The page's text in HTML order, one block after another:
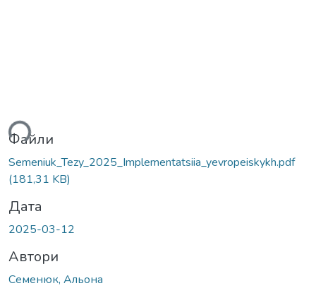
Файли
Semeniuk_Tezy_2025_Implementatsiia_yevropeiskykh.pdf
(181,31 KB)
Дата
2025-03-12
Автори
Семенюк, Альона